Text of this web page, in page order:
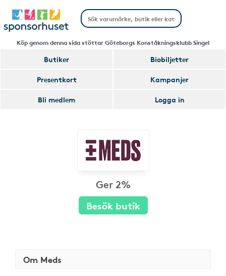
Köp genom denna sida stöttar Göteborgs Konståkningsklubb Singel
Butiker
Biobiljetter
Presentkort
Kampanjer
Bli medlem
Logga in
Ger 2%
Besök butik
Om Meds